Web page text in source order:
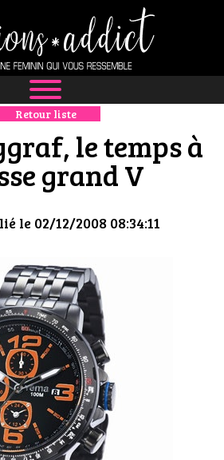
NEWS
MODE
BOUTIQUE
CULTURE
TECH
MAISON
AUTO
Retour liste
le temps à
grand V
le 02/12/2008 08:34:11